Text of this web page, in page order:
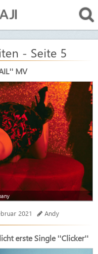
- Seite 5
MV
2021 Andy
erste Single ''Clicker''